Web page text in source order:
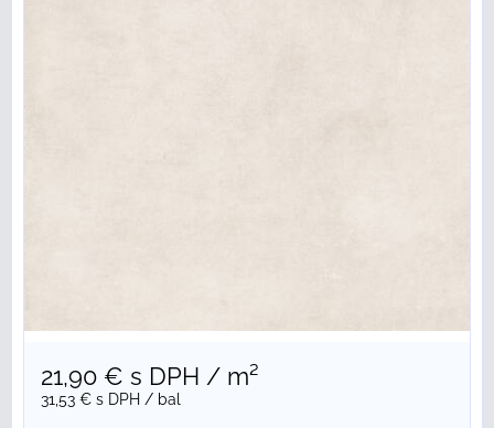
21,90 € s DPH / m²
31,53 € s DPH / bal